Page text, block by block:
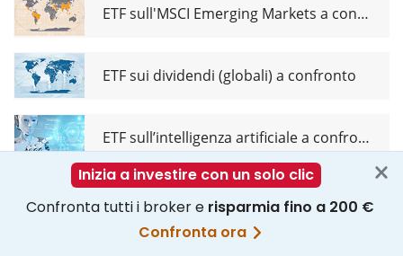
ETF sull'MSCI Emerging Markets a confronto
ETF sui dividendi (globali) a confronto
ETF sull’intelligenza artificiale a confronto
ETC sull’oro a confronto